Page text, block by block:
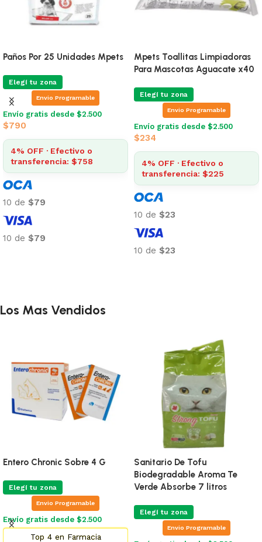
Paños Por 25 Unidades Mpets
Elegí tu zona
Envio Programable
Envío gratis desde $2.500
$790
4% OFF · Efectivo o
transferencia: $758
10 de $79
10 de $79
Mpets Toallitas Limpiadoras
Para Mascotas Aguacate x40
Elegí tu zona
Envio Programable
Envío gratis desde $2.500
$234
4% OFF · Efectivo o
transferencia: $225
10 de $23
10 de $23
Los Mas Vendidos
Entero Chronic Sobre 4 G
Elegí tu zona
Envio Programable
Envío gratis desde $2.500
Top 4 en Farmacia
Sanitario De Tofu
Biodegradable Aroma Te
Verde Absorbe 7 litros
Elegí tu zona
Envio Programable